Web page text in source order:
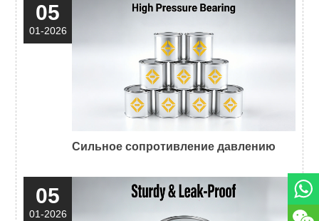
05
01-2026
Сильное сопротивление давлению
05
01-2026